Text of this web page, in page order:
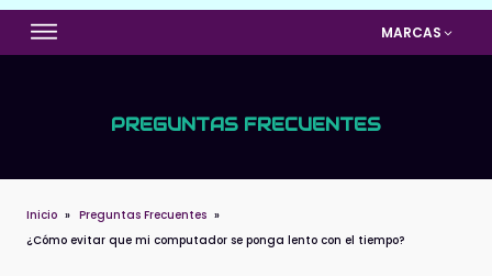
MARCAS
PREGUNTAS FRECUENTES
Inicio » Preguntas Frecuentes »
¿Cómo evitar que mi computador se ponga lento con el tiempo?